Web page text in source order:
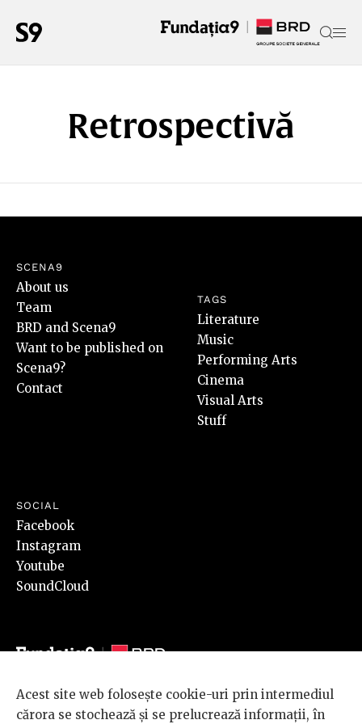
Retrospectivă
SCENA9
About us
Team
BRD and Scena9
Want to be published on
Scena9?
Contact
TAGS
Literature
Music
Performing Arts
Cinema
Visual Arts
Stuff
SOCIAL
Facebook
Instagram
Youtube
SoundCloud
© 2026 BRD Groupe Société Générale, toate drepturile rezervate.
Acest site web folosește cookie-uri prin intermediul
cărora se stochează și se prelucrează informații, în